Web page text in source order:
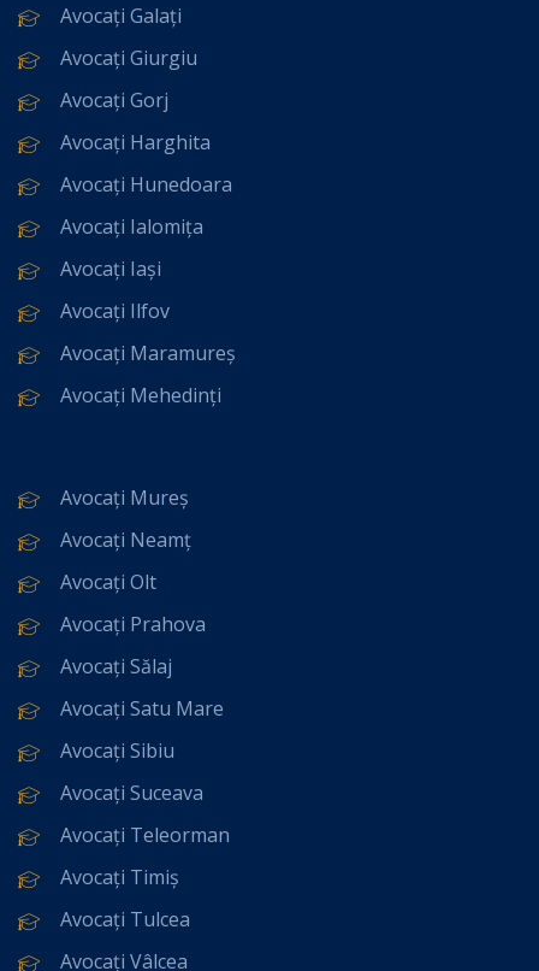
Avocați Galați
Avocați Giurgiu
Avocați Gorj
Avocați Harghita
Avocați Hunedoara
Avocați Ialomița
Avocați Iași
Avocați Ilfov
Avocați Maramureș
Avocați Mehedinți
Avocați Mureș
Avocați Neamț
Avocați Olt
Avocați Prahova
Avocați Sălaj
Avocați Satu Mare
Avocați Sibiu
Avocați Suceava
Avocați Teleorman
Avocați Timiș
Avocați Tulcea
Avocați Vâlcea